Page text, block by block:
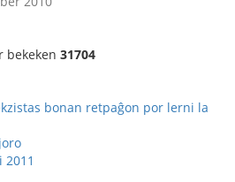
bekeken 31704
bonan retpaĝon por lerni la